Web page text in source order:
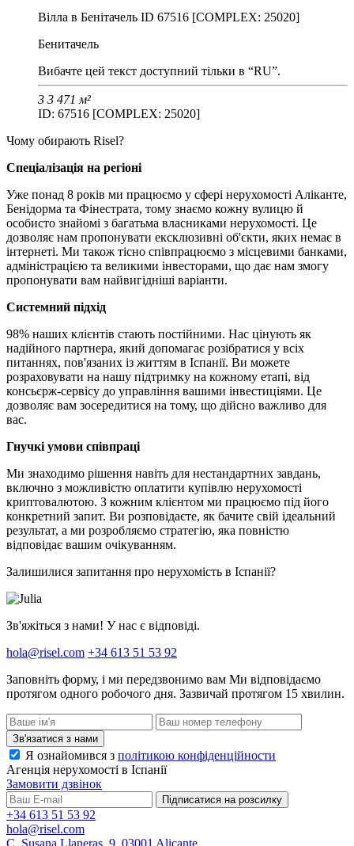
Вілла в Бенітачель ID 67516 [COMPLEX: 25020]
Бенитачель
Вибачте цей текст доступний тільки в “RU”.
3 3 471 м²
ID: 67516 [COMPLEX: 25020]
Чому обирають Risel?
Спеціалізація на регіоні
Уже понад 8 років ми працюємо у сфері нерухомості Аліканте,
Бенідорма та Фінестрата, тому знаємо кожну вулицю й
особисто знайомі з багатьма власниками нерухомості. Це
дозволяє нам пропонувати ексклюзивні об'єкти, яких немає в
інтернеті. Ми також тісно співпрацюємо з місцевими банками,
адміністрацією та великими інвесторами, що дає нам змогу
пропонувати вам найвигідніші варіанти.
Системний підхід
98% наших клієнтів стають постійними. Нас цінують як
надійного партнера, який допомагає розібратися у всіх
питаннях, пов'язаних із життям в Іспанії. Ви можете
розраховувати на нашу підтримку на кожному етапі, від
консьєрж-сервісу до управління вашими інвестиціями. Це
дозволяє вам зосередитися на тому, що дійсно важливо для
вас.
Гнучкі умови співпраці
Ми знаходимо рішення навіть для нестандартних завдань,
включно з можливістю оплатити купівлю нерухомості
криптовалютою. З кожним клієнтом ми працюємо під його
конкретний запит. Ви розповідаєте, як бачите свій ідеальний
результат, а ми розробляємо стратегію, яка повністю
відповідає вашим очікуванням.
Залишилися запитання про нерухомість в Іспанії?
Зв'яжіться з нами! У нас є відповіді.
hola@risel.com +34 613 51 53 92
Заповніть форму, і ми передзвонимо вам Ми відповідаємо
протягом одного робочого дня. Зазвичай протягом 15 хвилин.
Зв'язатися з нами
Я ознайомився з політикою конфіденційности
Агенція нерухомості в Іспанії
Замовити дзвінок
Підписатися на розсилку
+34 613 51 53 92
hola@risel.com